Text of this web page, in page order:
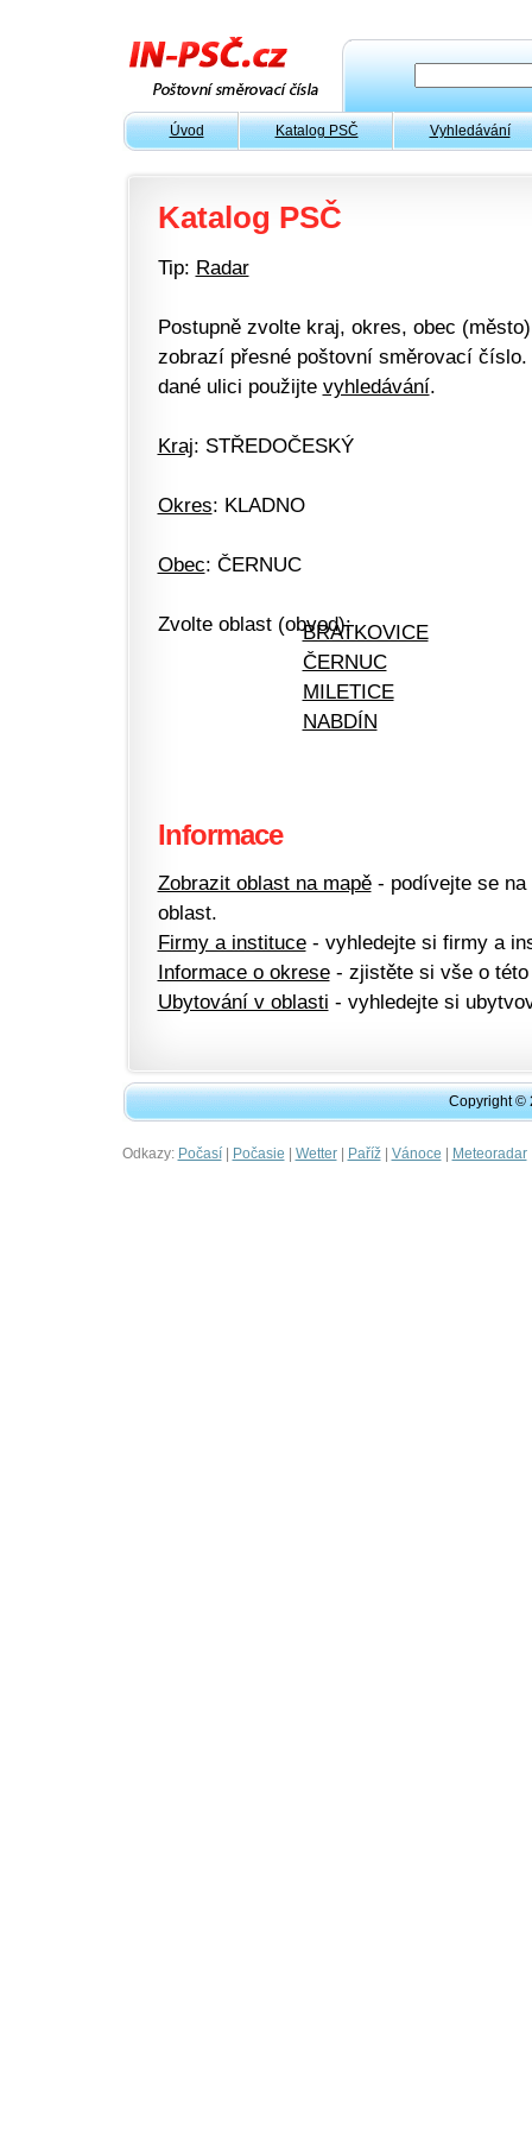
Úvod Katalog PSČ Vyhledávání
Katalog PSČ
Tip: Radar
Postupně zvolte kraj, okres, obec
zobrazí přesné poštovní směrovací
dané ulici použijte vyhledávání.
Kraj: STŘEDOČESKÝ
Okres: KLADNO
Obec: ČERNUC
Zvolte oblast (obvod):BRATKOVICE
ČERNUC
MILETICE
NABDÍN
Informace
Zobrazit oblast na mapě- podívejte se na
oblast.
Firmy a instituce- vyhledejte si firmy a
Informace o okrese- zjistěte si vše o této
Ubytování v oblasti - vyhledejte si
Copyright ©
Odkazy: Počasí| Počasie | Wetter| Paříž| Vánoce | Meteoradar